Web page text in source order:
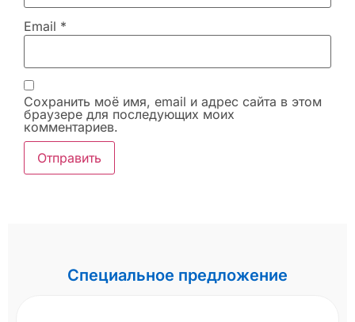
Email *
Сохранить моё имя, email и адрес сайта в этом
браузере для последующих моих
комментариев.
Специальное предложение